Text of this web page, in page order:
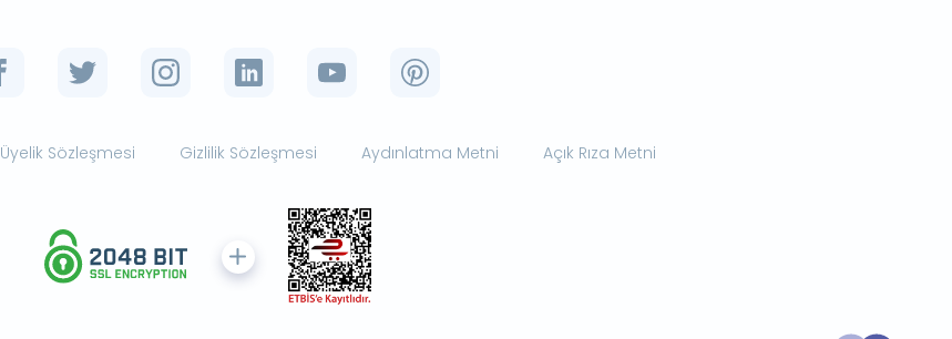
Üyelik Sözleşmesi Gizlilik Sözleşmesi Aydınlatma Metni Açık Rıza Metni